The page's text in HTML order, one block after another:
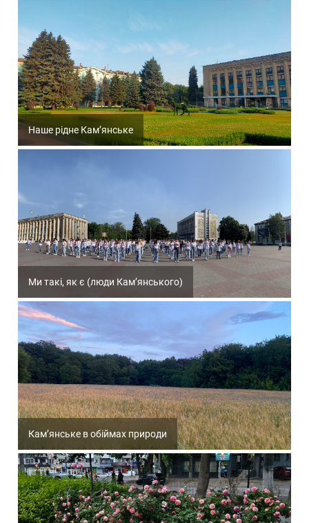
Наше рідне Кам’янське
Ми такі, як є (люди Кам’янського)
Кам’янське в обіймах природи